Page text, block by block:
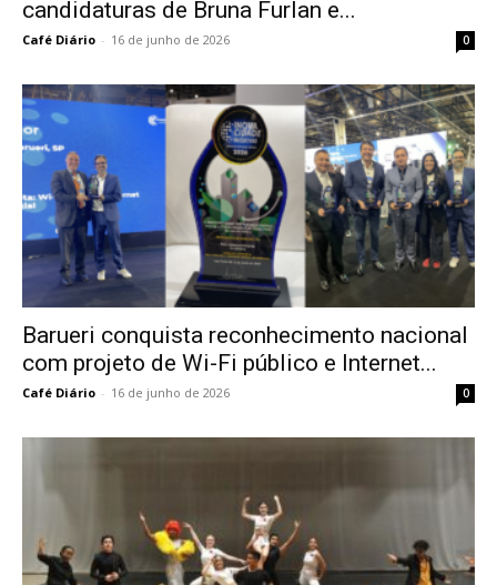
candidaturas de Bruna Furlan e...
Café Diário - 16 de junho de 2026 0
Barueri conquista reconhecimento nacional
com projeto de Wi-Fi público e Internet...
Café Diário - 16 de junho de 2026 0